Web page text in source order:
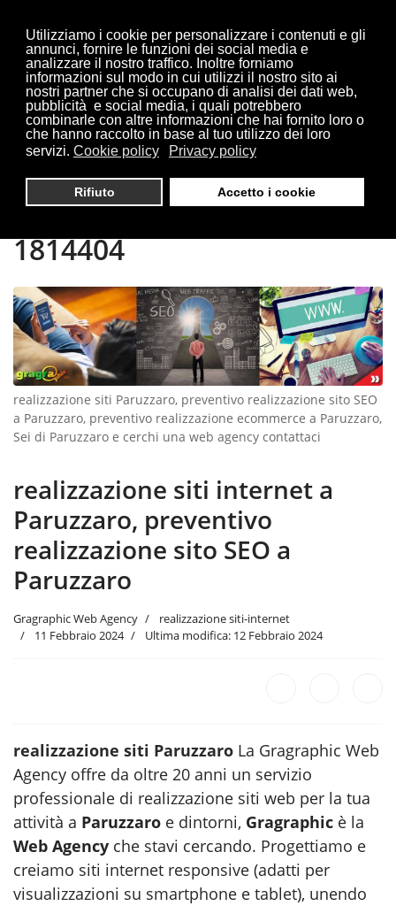
Utilizziamo i cookie per personalizzare i contenuti e gli
annunci, fornire le funzioni dei social media e
analizzare il nostro traffico. Inoltre forniamo
informazioni sul modo in cui utilizzi il nostro sito ai
nostri partner che si occupano di analisi dei dati web,
pubblicità e social media, i quali potrebbero
combinarle con altre informazioni che hai fornito loro o
che hanno raccolto in base al tuo utilizzo dei loro
servizi. Cookie policy Privacy policy
Rifiuto Accetto i cookie
Sei qui:Home Paruzzaro
REALIZZAZIONE SITI
PARUZZARO | TEL. 0321
1814404
realizzazione siti Paruzzaro, preventivo realizzazione sito SEO
a Paruzzaro, preventivo realizzazione ecommerce a Paruzzaro,
Sei di Paruzzaro e cerchi una web agency contattaci
realizzazione siti internet a
Paruzzaro, preventivo
realizzazione sito SEO a
Paruzzaro
Gragraphic Web Agency
realizzazione siti-internet
11 Febbraio 2024
Ultima modifica: 12 Febbraio 2024
realizzazione siti Paruzzaro La Gragraphic Web
Agency offre da oltre 20 anni un servizio
professionale di realizzazione siti web per la tua
attività a Paruzzaro e dintorni, Gragraphic è la
Web Agency che stavi cercando. Progettiamo e
creiamo siti internet responsive (adatti per
visualizzazioni su smartphone e tablet), unendo